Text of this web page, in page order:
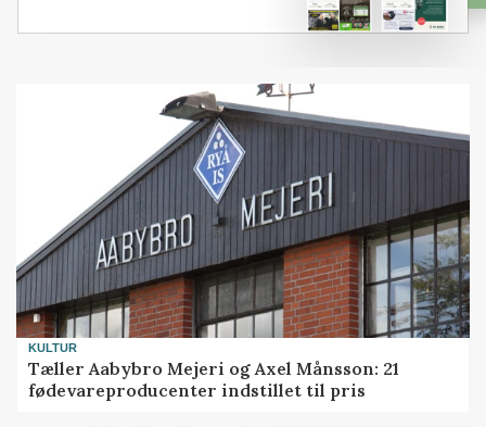
KULTUR
Tæller Aabybro Mejeri og Axel Månsson: 21
fødevareproducenter indstillet til pris